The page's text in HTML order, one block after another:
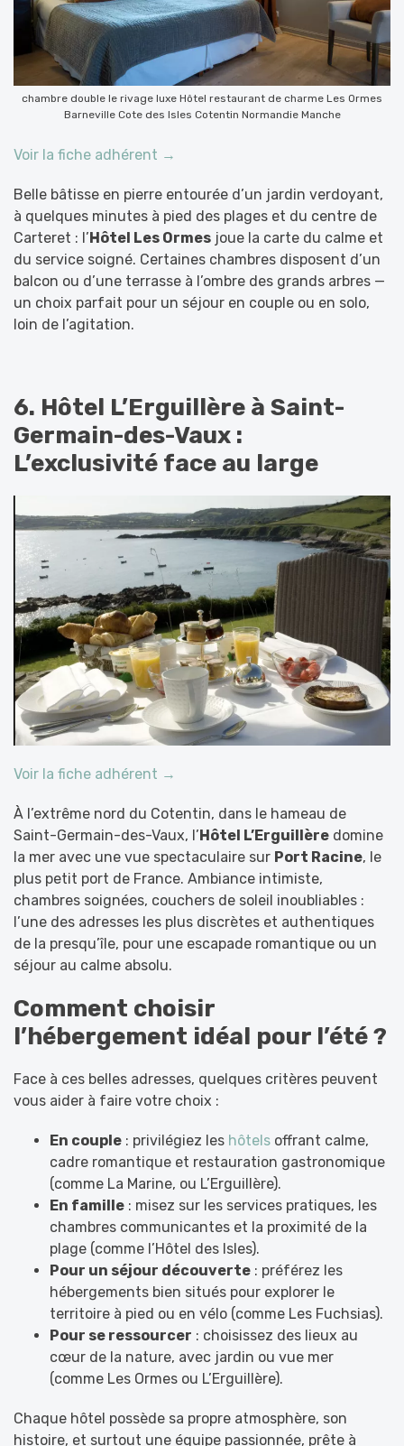
chambre double le rivage luxe Hôtel restaurant de charme Les Ormes
Barneville Cote des Isles Cotentin Normandie Manche
Voir la fiche adhérent →
Belle bâtisse en pierre entourée d’un jardin verdoyant,
à quelques minutes à pied des plages et du centre de
Carteret : l’Hôtel Les Ormes joue la carte du calme et
du service soigné. Certaines chambres disposent d’un
balcon ou d’une terrasse à l’ombre des grands arbres —
un choix parfait pour un séjour en couple ou en solo,
loin de l’agitation.
6. Hôtel L’Erguillère à Saint-
Germain-des-Vaux :
L’exclusivité face au large
Voir la fiche adhérent →
À l’extrême nord du Cotentin, dans le hameau de
Saint-Germain-des-Vaux, l’Hôtel L’Erguillère domine
la mer avec une vue spectaculaire sur Port Racine, le
plus petit port de France. Ambiance intimiste,
chambres soignées, couchers de soleil inoubliables :
l’une des adresses les plus discrètes et authentiques
de la presqu’île, pour une escapade romantique ou un
séjour au calme absolu.
Comment choisir
l’hébergement idéal pour l’été ?
Face à ces belles adresses, quelques critères peuvent
vous aider à faire votre choix :
En couple : privilégiez les hôtels offrant calme,
cadre romantique et restauration gastronomique
(comme La Marine, ou L’Erguillère).
En famille : misez sur les services pratiques, les
chambres communicantes et la proximité de la
plage (comme l’Hôtel des Isles).
Pour un séjour découverte : préférez les
hébergements bien situés pour explorer le
territoire à pied ou en vélo (comme Les Fuchsias).
Pour se ressourcer : choisissez des lieux au
cœur de la nature, avec jardin ou vue mer
(comme Les Ormes ou L’Erguillère).
Chaque hôtel possède sa propre atmosphère, son
histoire, et surtout une équipe passionnée, prête à